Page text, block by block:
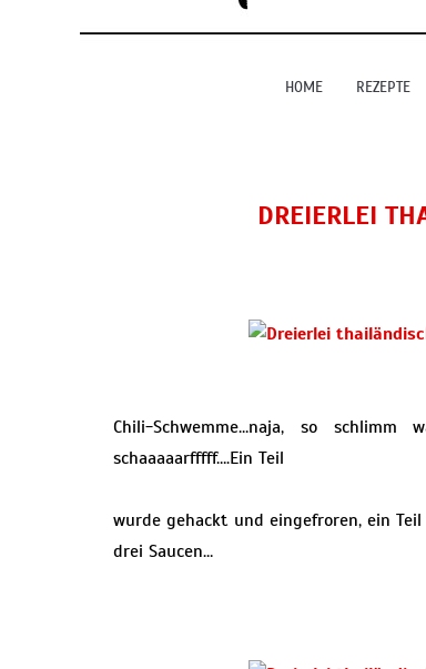
HOME REZEPTE
DREIERLEI
Chili-Schwemme…naja, so
schaaaaarfffff….Ein Teil
wurde gehackt und eingefroren, ein
drei Saucen…